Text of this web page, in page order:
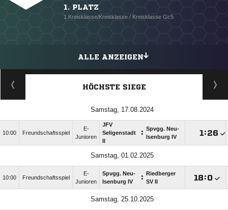
1. PLATZ
1.Kreisklasse/Kreisklasse / Kreisklasse Gr.5
ALLE ANZEIGEN
HÖCHSTE SIEGE
Samstag, 17.08.2024
10:00 Freundschaftsspiel
E-
Junioren
JFV
Seligenstadt
: Spvgg. Neu-
Isenburg IV
:
Samstag, 01.02.2025
10:00 Freundschaftsspiel
E-
Junioren
Spvgg. Neu-
Isenburg IV
:
Riedberger
SV II
:
Samstag, 25.10.2025